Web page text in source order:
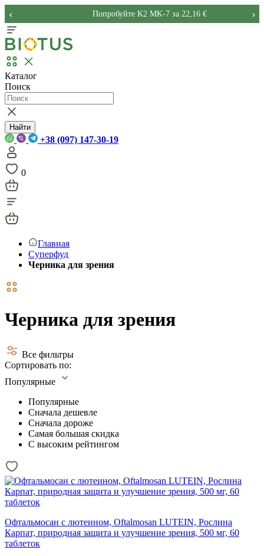
Попробуйте K2 MK-7 за 22,16 €
‹ ›
Каталог
Поиск
Найти
+38 (097) 147-30-19
0
Главная
Суперфуд
Черника для зрения
Черника для зрения
Все фильтры
Сортировать по:
Популярные
Популярные
Сначала дешевле
Сначала дороже
Самая большая скидка
С высоким рейтингом
Офтальмосан с лютеином, Oftalmosan LUTEIN, Рослина
Карпат, природная защита и улучшение зрения, 500 мг, 60
таблеток